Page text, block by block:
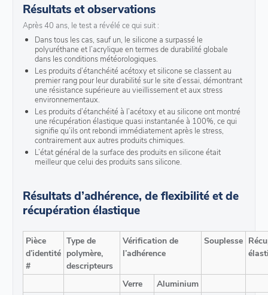
Résultats et observations
Après 40 ans, le test a révélé ce qui suit :
Dans tous les cas, sauf un, le silicone a surpassé le
polyuréthane et l’acrylique en termes de durabilité globale
dans les conditions météorologiques.
Les produits d’étanchéité acétoxy et silicone se classent au
premier rang pour leur durabilité sur le site d’essai, démontrant
une résistance supérieure au vieillissement et aux stress
environnementaux.
Les produits d’étanchéité à l’acétoxy et au silicone ont montré
une récupération élastique quasi instantanée à 100%, ce qui
signifie qu’ils ont rebondi immédiatement après le stress,
contrairement aux autres produits chimiques.
L’état général de la surface des produits en silicone était
meilleur que celui des produits sans silicone.
Résultats d’adhérence, de flexibilité et de
récupération élastique
Pièce
d’identité
#
Type de
polymère,
descripteurs
Vérification de
l’adhérence
Souplesse
Verre
Aluminium